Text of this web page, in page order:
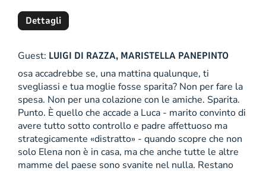
Dettagli
Guest: LUIGI DI RAZZA, MARISTELLA PANEPINTO
osa accadrebbe se, una mattina qualunque, ti
svegliassi e tua moglie fosse sparita? Non per fare la
spesa. Non per una colazione con le amiche. Sparita.
Punto. È quello che accade a Luca - marito convinto di
avere tutto sotto controllo e padre affettuoso ma
strategicamente «distratto» - quando scopre che non
solo Elena non è in casa, ma che anche tutte le altre
mamme del paese sono svanite nel nulla. Restano